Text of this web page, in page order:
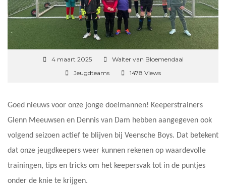
4 maart 2025
Walter van Bloemendaal
Jeugdteams
1478 Views
Goed nieuws voor onze jonge doelmannen! Keeperstrainers
Glenn Meeuwsen en Dennis van Dam hebben aangegeven ook
volgend seizoen actief te blijven bij Veensche Boys. Dat betekent
dat onze jeugdkeepers weer kunnen rekenen op waardevolle
trainingen, tips en tricks om het keepersvak tot in de puntjes
onder de knie te krijgen.